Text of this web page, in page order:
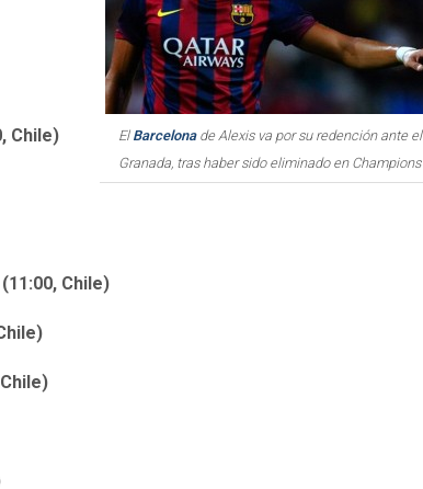
El Barcelonade Alexis va por su redención ante el
Granada, tras haber sido eliminado en Champions
Chile)
(11:00, Chile)